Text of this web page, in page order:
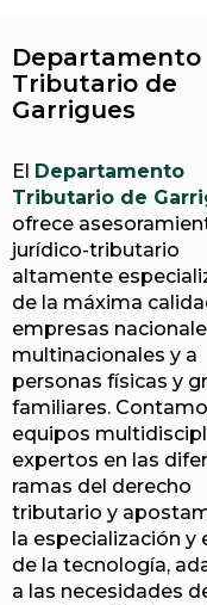
Departamento
Tributario de
Garrigues
El
Departamento
Tributario de
ofrece
jurídico-tributario
altamente
de la máxima
empresas
multinacionales y a
personas físicas y
familiares.
equipos
expertos en las
ramas del derecho
tributario y
la especialización y
de la tecnología,
a las necesidades